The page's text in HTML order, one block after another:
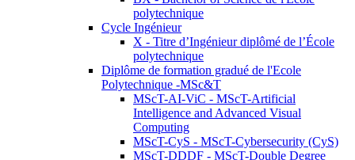
polytechnique
Cycle Ingénieur
X - Titre d’Ingénieur diplômé de l’École
polytechnique
Diplôme de formation gradué de l'Ecole
Polytechnique -MSc&T
MScT-AI-ViC - MScT-Artificial
Intelligence and Advanced Visual
Computing
MScT-CyS - MScT-Cybersecurity (CyS)
MScT-DDDF - MScT-Double Degree